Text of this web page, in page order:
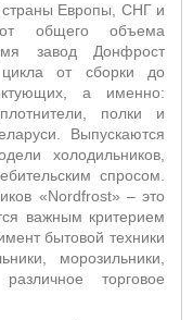
страны Европы, СНГ и
общего объема
завод Донфрост
цикла от сборки до
а именно:
полки и
Выпускаются
холодильников,
спросом.
«Nordfrost» – это
важным критерием
бытовой техники
морозильники,
торговое